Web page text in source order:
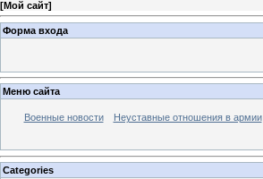
[Мой сайт]
Форма входа
Меню сайта
Военные новости Неуставные отношения в армии
Categories